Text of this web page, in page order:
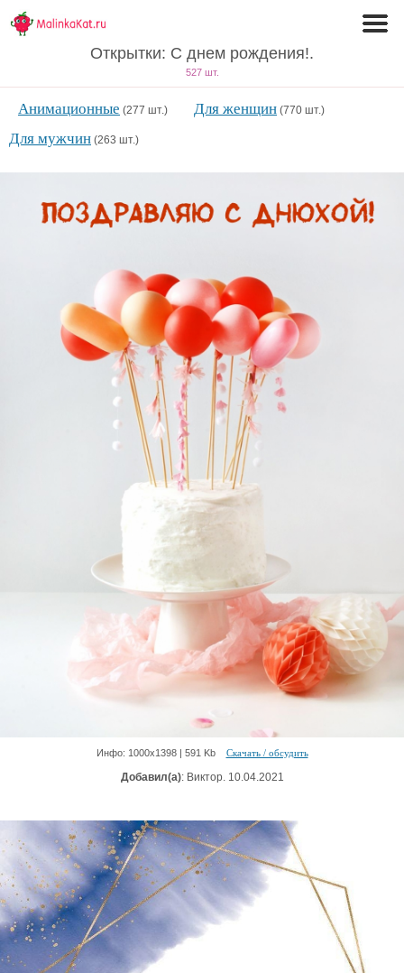
Открытки: С днем рождения!.
527 шт.
Анимационные (277 шт.) Для женщин (770 шт.)
Для мужчин (263 шт.)
Инфо: 1000х1398 | 591 Kb Скачать / обсудить
Добавил(а): Виктор. 10.04.2021